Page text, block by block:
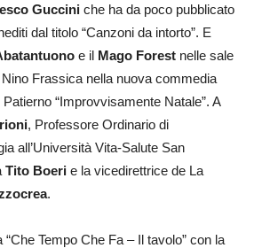
Guccini che ha da poco pubblicato
dal titolo “Canzoni da intorto”. E
e il Mago Forest nelle sale
Frassica nella nuova commedia
“Improvvisamente Natale”. A
, Professore Ordinario di
all’Università Vita-Salute San
Tito Boeri e la vicedirettrice de La
.
Tempo Che Fa – Il tavolo” con la